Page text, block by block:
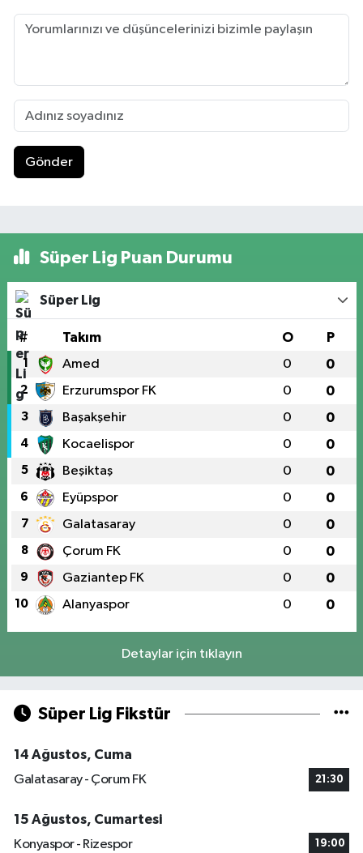
Gönder
Süper Lig Puan Durumu
Süper Lig
# Takım O P
1 Amed 0 0
2 Erzurumspor FK 0 0
3 Başakşehir 0 0
4 Kocaelispor 0 0
5 Beşiktaş 0 0
6 Eyüpspor 0 0
7 Galatasaray 0 0
8 Çorum FK 0 0
9 Gaziantep FK 0 0
10 Alanyaspor 0 0
Detaylar için tıklayın
Süper Lig Fikstür
14 Ağustos, Cuma
Galatasaray - Çorum FK
21:30
15 Ağustos, Cumartesi
Konyaspor - Rizespor
19:00